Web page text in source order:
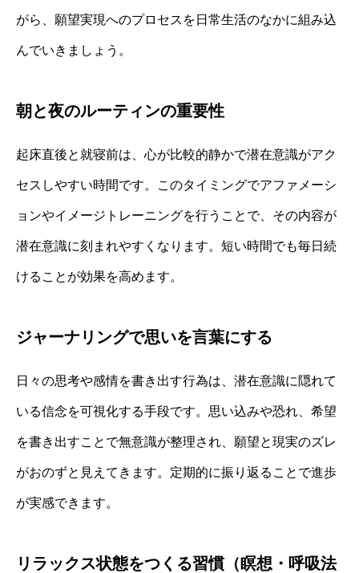
がら、願望実現へのプロセスを日常生活のなかに組み込
んでいきましょう。
朝と夜のルーティンの重要性
起床直後と就寝前は、心が比較的静かで潜在意識がアク
セスしやすい時間です。このタイミングでアファメーシ
ョンやイメージトレーニングを行うことで、その内容が
潜在意識に刻まれやすくなります。短い時間でも毎日続
けることが効果を高めます。
ジャーナリングで思いを言葉にする
日々の思考や感情を書き出す行為は、潜在意識に隠れて
いる信念を可視化する手段です。思い込みや恐れ、希望
を書き出すことで無意識が整理され、願望と現実のズレ
がおのずと見えてきます。定期的に振り返ることで進歩
が実感できます。
リラックス状態をつくる習慣（瞑想・呼吸法